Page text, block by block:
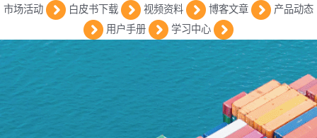
市场活动 白皮书下载 视频资料 博客文章
产品动态
用户手册
学习中心